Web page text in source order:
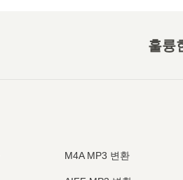
훌륭
M4A MP3 변환